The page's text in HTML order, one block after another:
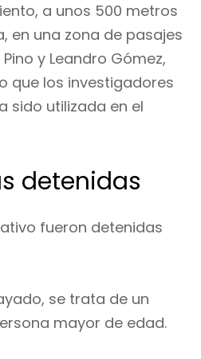
a unos 500 metros
en una zona de pasajes
y Leandro Gómez,
que los investigadores
sido utilizada en el
detenidas
fueron detenidas
se trata de un
mayor de edad.